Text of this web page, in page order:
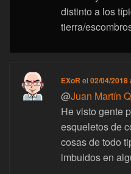
distinto a los
tierra/
EXoR el02/04/2018
@Juan Martín
He visto gente
esqueletos de
cosas de todo
imbuidos en